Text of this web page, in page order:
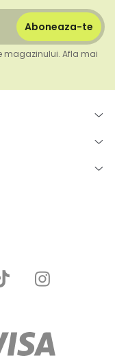
magazinului. Afla mai